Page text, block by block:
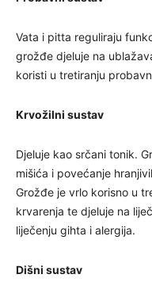
Vata i pitta reguliraju
grožđe djeluje na
koristi u tretiranju
Krvožilni sustav
Djeluje kao srčani tonik.
mišića i povećanje
Grožđe je vrlo korisno u
krvarenja te djeluje na
liječenju gihta i alergija.
Dišni sustav